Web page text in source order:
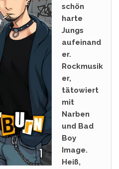
schön
harte
Jungs
aufeinand
er.
Rockmusik
er,
tätowiert
mit
Narben
und Bad
Boy
Image.
Heiß,